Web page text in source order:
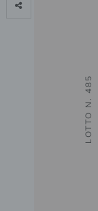
LOTTO N. 485